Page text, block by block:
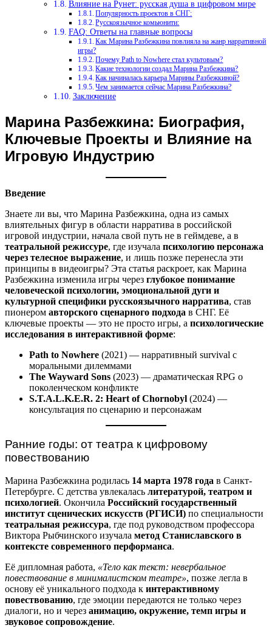
Влияние на Рунет: русская душа в цифровом мире
Популярность проектов в СНГ:
Русскоязычное комьюнити:
FAQ: Ответы на главные вопросы
Как Марина Разбежкина повлияла на жанр нарративной
игры?
Почему Path to Nowhere стал культовым?
Какие технологии создал Марина Разбежкина?
Как начиналась карьера Марины Разбежкиной?
Чем занимается сейчас Марина Разбежкина?
Заключение
Марина Разбежкина: Биография,
Ключевые Проекты и Влияние на
Игровую Индустрию
Введение
Знаете ли вы, что Марина Разбежкина, одна из самых
влиятельных фигур в области нарратива в российской
игровой индустрии, начала свой путь не в геймдеве, а в
театральной режиссуре, где изучала психологию персонажа
через телесное выражение, и лишь позже перенесла эти
принципы в видеоигры? Эта статья раскроет, как Марина
Разбежкина изменила игры через глубокое понимание
человеческой психологии, эмоциональной дуги и
культурной специфики русскоязычного нарратива, став
пионером авторского сценарного подхода в СНГ. Её
ключевые проекты — это не просто игры, а психологические
исследования в интерактивной форме:
Path to Nowhere (2021) — нарративный survival с
моральными дилеммами
The Wayward Sons (2023) — драматическая RPG о
поколенческом конфликте
S.T.A.L.K.E.R. 2: Heart of Chornobyl (2024) —
консультация по сценарию и персонажам
Ранние годы: от театра к цифровому
повествованию
Марина Разбежкина родилась 14 марта 1978 года в Санкт-
Петербурге. С детства увлекалась литературой, театром и
психологией. Окончила Российский государственный
институт сценических искусств (РГИСИ) по специальности
театральная режиссура, где под руководством профессора
Виктора Рыбчинского изучала метод Станиславского в
контексте современного перформанса.
Её дипломная работа, «Тело как текст: невербальное
повествование в минималистском театре», позже легла в
основу её уникального подхода к интерактивному
повествованию, где эмоции передаются не только через
диалоги, но и через анимацию, окружение, темп игры и
звуковое сопровождение.